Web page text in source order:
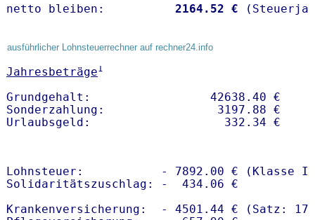
netto bleiben: 2164.52 €
ausführlicher Lohnsteuerrechner auf rechner24.info
Jahresbeträge1
Grundgehalt:                 42638.40 €
Sonderzahlung:                3197.88 €
Lohnsteuer:           - 7892.00 € (Klasse I)
Solidaritätszuschlag: -  434.06 €
Krankenversicherung:  - 4501.44 € (Satz: